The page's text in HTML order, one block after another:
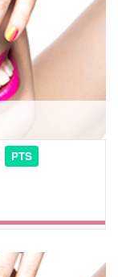
PTS